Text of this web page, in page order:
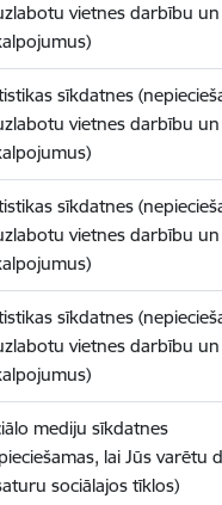
vietnes darbību un
sīkdatnes
vietnes darbību un
sīkdatnes
vietnes darbību un
sīkdatnes
vietnes darbību un
mediju sīkdatnes
lai Jūs varētu
sociālajos tīklos)